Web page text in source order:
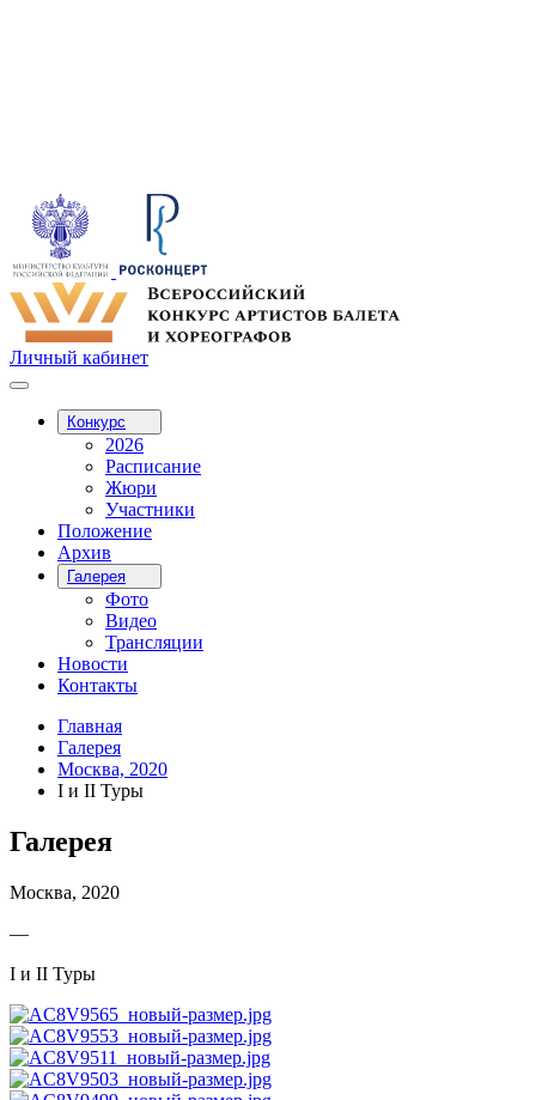
Личный кабинет
Конкурс
2026
Расписание
Жюри
Участники
Положение
Архив
Галерея
Фото
Видео
Трансляции
Новости
Контакты
Главная
Галерея
Москва, 2020
I и II Туры
Галерея
Москва, 2020
—
I и II Туры